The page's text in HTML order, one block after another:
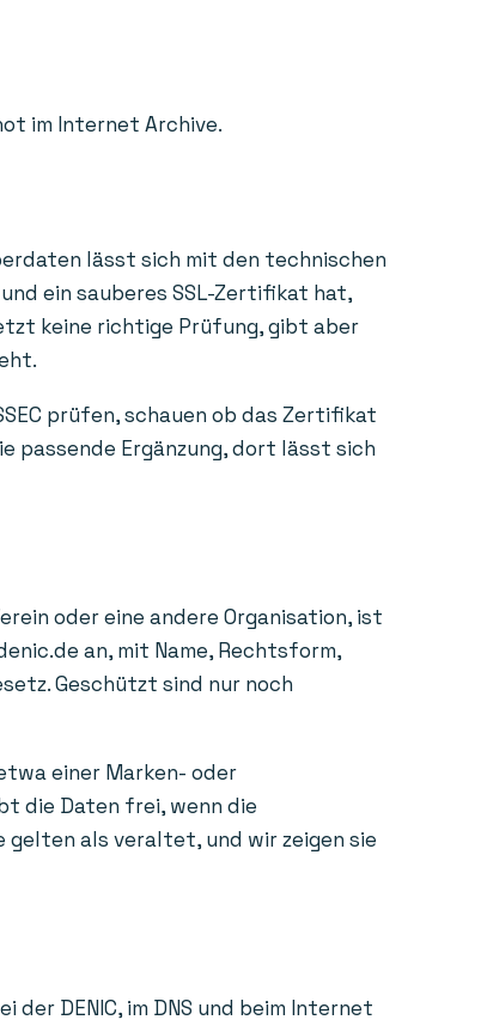
im Internet Archive.
lässt sich mit den technischen
ein sauberes SSL-Zertifikat hat,
keine richtige Prüfung, gibt aber
prüfen, schauen ob das Zertifikat
passende Ergänzung, dort lässt sich
oder eine andere Organisation, ist
an, mit Name, Rechtsform,
Geschützt sind nur noch
einer Marken- oder
die Daten frei, wenn die
gelten als veraltet, und wir zeigen sie
DENIC, im DNS und beim Internet